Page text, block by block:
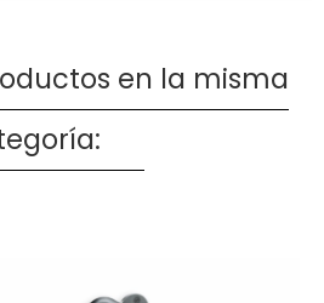
en la misma